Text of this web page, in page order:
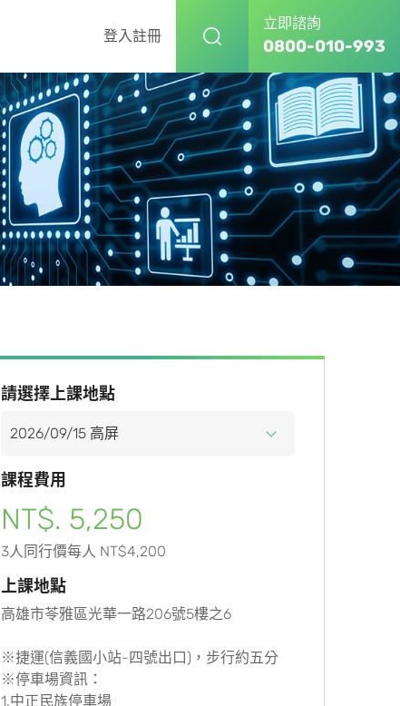
登入註冊
立即諮詢
0800-010-993
請選擇上課地點
課程費用
NT$. 5,250
3人同行價每人 NT$4,200
上課地點
高雄市苓雅區光華一路206號5樓之6
※捷運(信義國小站-四號出口)，步行約五分
※停車場資訊：
1.中正民族停車場